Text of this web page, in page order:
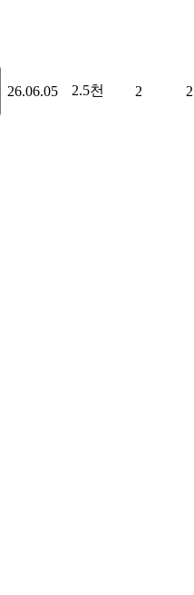
26.06.05 2.5천 2 2